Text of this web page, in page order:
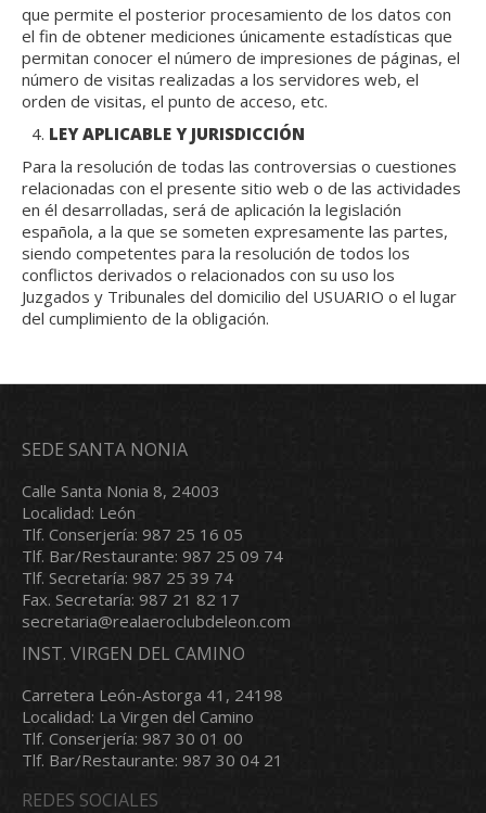
que permite el posterior procesamiento de los datos con
el fin de obtener mediciones únicamente estadísticas que
permitan conocer el número de impresiones de páginas, el
número de visitas realizadas a los servidores web, el
orden de visitas, el punto de acceso, etc.
LEY APLICABLE Y JURISDICCIÓN
Para la resolución de todas las controversias o cuestiones
relacionadas con el presente sitio web o de las actividades
en él desarrolladas, será de aplicación la legislación
española, a la que se someten expresamente las partes,
siendo competentes para la resolución de todos los
conflictos derivados o relacionados con su uso los
Juzgados y Tribunales del domicilio del USUARIO o el lugar
del cumplimiento de la obligación.
SEDE SANTA NONIA
Calle Santa Nonia 8, 24003
Localidad: León
Tlf. Conserjería: 987 25 16 05
Tlf. Bar/Restaurante: 987 25 09 74
Tlf. Secretaría: 987 25 39 74
Fax. Secretaría: 987 21 82 17
secretaria@realaeroclubdeleon.com
INST. VIRGEN DEL CAMINO
Carretera León-Astorga 41, 24198
Localidad: La Virgen del Camino
Tlf. Conserjería: 987 30 01 00
Tlf. Bar/Restaurante: 987 30 04 21
REDES SOCIALES